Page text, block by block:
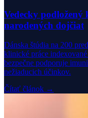
Vedecky
narodených dojčiat
Dánska štúdia na 200
klinické práce
bezpečne podporuje
nežiaducich účinkov.
Čítať článok →